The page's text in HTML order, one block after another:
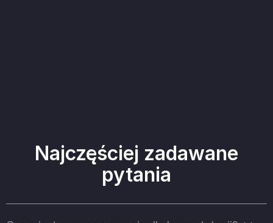
Najczęściej zadawane
pytania